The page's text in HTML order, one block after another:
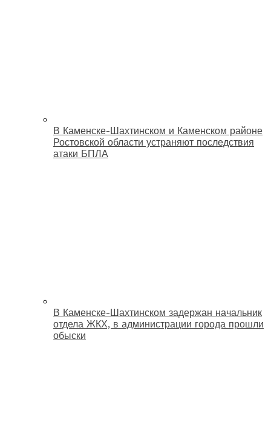
В Каменске-Шахтинском и Каменском районе
Ростовской области устраняют последствия
атаки БПЛА
В Каменске-Шахтинском задержан начальник
отдела ЖКХ, в администрации города прошли
обыски